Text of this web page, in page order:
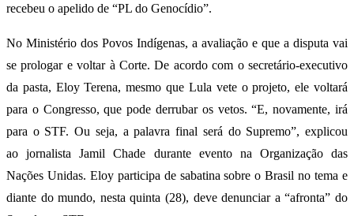
recebeu o apelido de “PL do Genocídio”.
No Ministério dos Povos Indígenas, a avaliação e que a disputa vai
se prologar e voltar à Corte. De acordo com o secretário-executivo
da pasta, Eloy Terena, mesmo que Lula vete o projeto, ele voltará
para o Congresso, que pode derrubar os vetos. “E, novamente, irá
para o STF. Ou seja, a palavra final será do Supremo”, explicou
ao jornalista Jamil Chade durante evento na Organização das
Nações Unidas. Eloy participa de sabatina sobre o Brasil no tema e
diante do mundo, nesta quinta (28), deve denunciar a “afronta” do